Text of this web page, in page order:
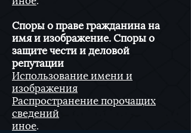
Споры о праве гражданина на
имя и изображение. Споры о
защите чести и деловой
репутации
Использование имени и
изображения
Распространение порочащих
сведений
иное.